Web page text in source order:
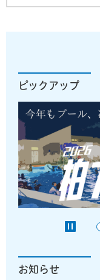
ピックアップ
お知らせ